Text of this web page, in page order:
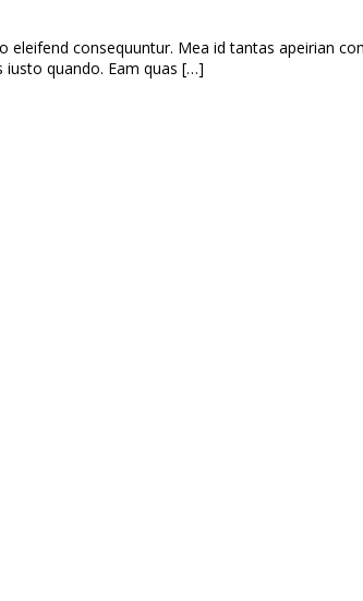
consequuntur. Mea id tantas apeirian
quando. Eam quas […]